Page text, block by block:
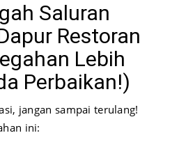
Saluran
Restoran
Lebih
Perbaikan!)
jangan sampai terulang!
ini: